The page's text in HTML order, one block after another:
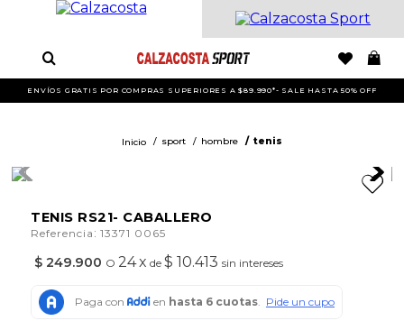
ENVÍOS GRATIS POR COMPRAS SUPERIORES A $89.990*- SALE HASTA 50% OFF
sport hombre tenis
TENIS RS21- CABALLERO
Referencia :13371 0065
$ 249.900 O 24x de$ 10.413 sin intereses